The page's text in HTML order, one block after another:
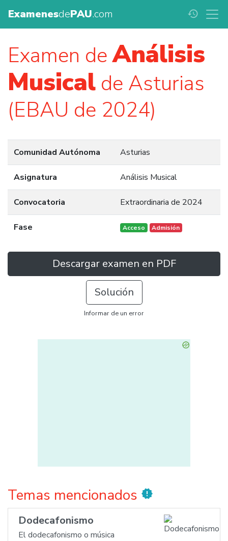
ExamenesdePAU.com history
Examen deAnálisis
Musical de Asturias
(EBAU de 2024)
Comunidad Autónoma Asturias
Asignatura Análisis Musical
Convocatoria Extraordinaria de 2024
Fase Acceso Admisión
Descargar examen en PDF
Solución
Informar de un error
Temas mencionados new_releases
Dodecafonismo
El dodecafonismo o música